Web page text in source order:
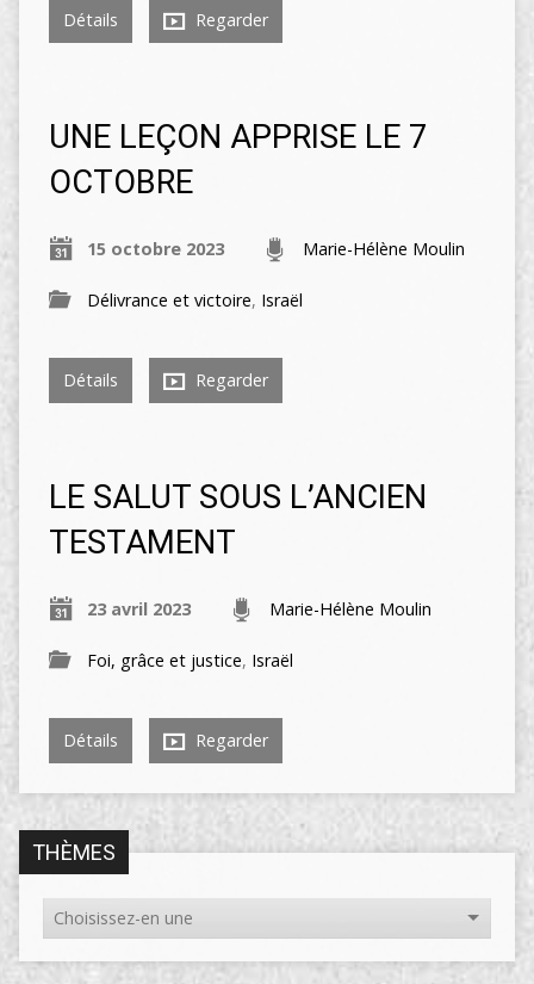
Détails Regarder
UNE LEÇON APPRISE LE 7
OCTOBRE
15 octobre 2023 Marie-Hélène Moulin
Délivrance et victoire, Israël
Détails Regarder
LE SALUT SOUS L’ANCIEN
TESTAMENT
23 avril 2023 Marie-Hélène Moulin
Foi, grâce et justice, Israël
Détails Regarder
THÈMES